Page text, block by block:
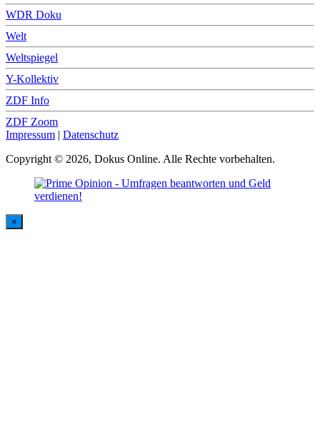
WDR Doku
Welt
Weltspiegel
Y-Kollektiv
ZDF Info
ZDF Zoom
Impressum | Datenschutz
Copyright © 2026, Dokus Online. Alle Rechte vorbehalten.
×